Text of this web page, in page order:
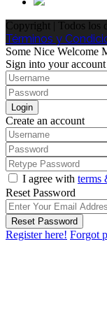
Copyright | Todos los
Términos y
Some Nice Welcome
Sign into your account
Login
Create an account
I agree with terms
Reset Password
Reset Password
Register here! Forgot